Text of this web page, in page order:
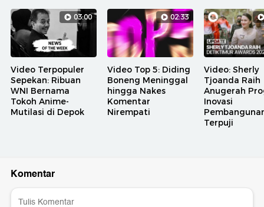
03:00
Video Terpopuler
Sepekan: Ribuan
WNI Bernama
Tokoh Anime-
Mutilasi di Depok
02:33
Video Top 5: Diding
Boneng Meninggal
hingga Nakes
Komentar
Nirempati
Video: Sherly
Tjoanda Raih
Anugerah
Inovasi
Terpuji